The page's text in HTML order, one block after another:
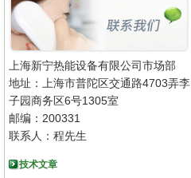
上海新宁热能设备有限公司市场部
地址：上海市普陀区交通路4703弄李
子园商务区6号1305室
邮编：200331
联系人：程先生
技术文章